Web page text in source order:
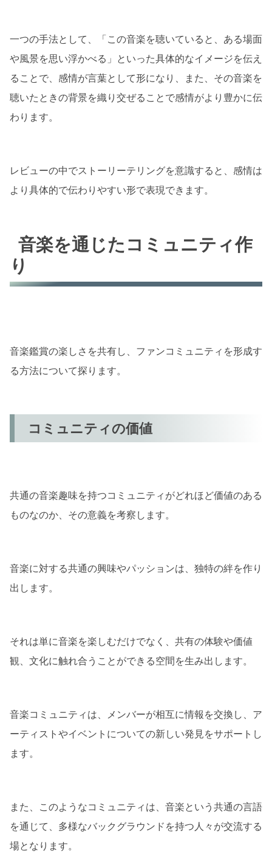
一つの手法として、「この音楽を聴いていると、ある場面
や風景を思い浮かべる」といった具体的なイメージを伝え
ることで、感情が言葉として形になり、また、その音楽を
聴いたときの背景を織り交ぜることで感情がより豊かに伝
わります。
レビューの中でストーリーテリングを意識すると、感情は
より具体的で伝わりやすい形で表現できます。
音楽を通じたコミュニティ作
り
音楽鑑賞の楽しさを共有し、ファンコミュニティを形成す
る方法について探ります。
コミュニティの価値
共通の音楽趣味を持つコミュニティがどれほど価値のある
ものなのか、その意義を考察します。
音楽に対する共通の興味やパッションは、独特の絆を作り
出します。
それは単に音楽を楽しむだけでなく、共有の体験や価値
観、文化に触れ合うことができる空間を生み出します。
音楽コミュニティは、メンバーが相互に情報を交換し、ア
ーティストやイベントについての新しい発見をサポートし
ます。
また、このようなコミュニティは、音楽という共通の言語
を通じて、多様なバックグラウンドを持つ人々が交流する
場となります。